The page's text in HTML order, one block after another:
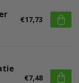
€17,73
€7,48